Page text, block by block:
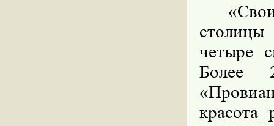
четыре
Более
красота